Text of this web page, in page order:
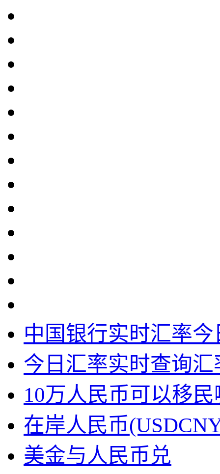
中国银行实时汇率今
今日汇率实时查询汇
10万人民币可以移
在岸人民币
美金与人民币兑